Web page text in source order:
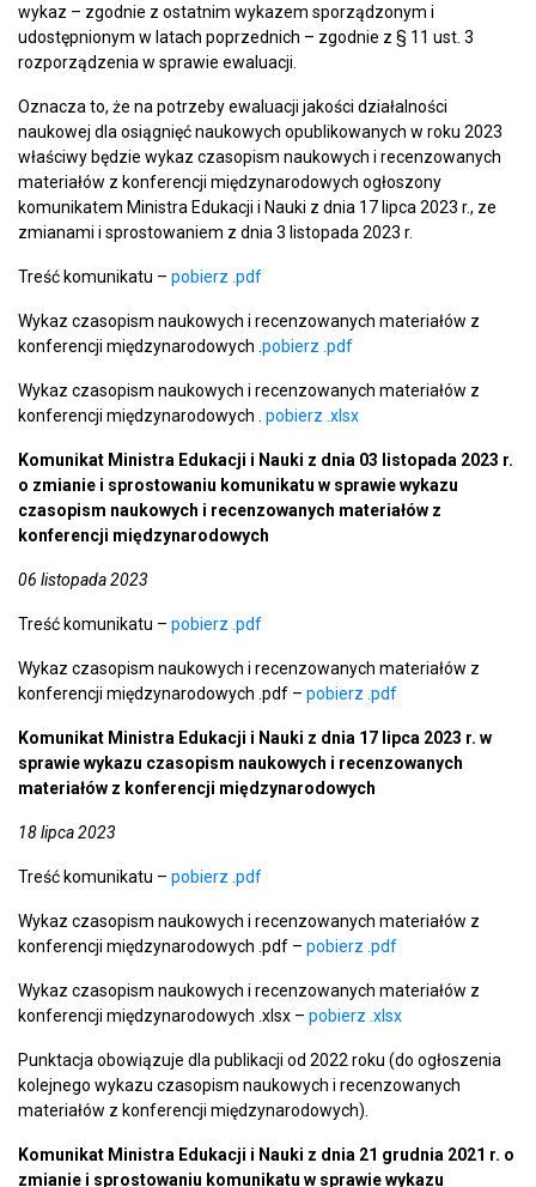
wykaz – zgodnie z ostatnim wykazem sporządzonym i
udostępnionym w latach poprzednich – zgodnie z § 11 ust. 3
rozporządzenia w sprawie ewaluacji.
Oznacza to, że na potrzeby ewaluacji jakości działalności
naukowej dla osiągnięć naukowych opublikowanych w roku 2023
właściwy będzie wykaz czasopism naukowych i recenzowanych
materiałów z konferencji międzynarodowych ogłoszony
komunikatem Ministra Edukacji i Nauki z dnia 17 lipca 2023 r., ze
zmianami i sprostowaniem z dnia 3 listopada 2023 r.
Treść komunikatu – pobierz .pdf
Wykaz czasopism naukowych i recenzowanych materiałów z
konferencji międzynarodowych . pobierz .pdf
Wykaz czasopism naukowych i recenzowanych materiałów z
konferencji międzynarodowych .
pobierz .xlsx
Komunikat Ministra Edukacji i Nauki z dnia 03 listopada 2023 r.
o zmianie i sprostowaniu komunikatu w sprawie wykazu
czasopism naukowych i recenzowanych materiałów z
konferencji międzynarodowych
06 listopada 2023
Treść komunikatu – pobierz .pdf
Wykaz czasopism naukowych i recenzowanych materiałów z
konferencji międzynarodowych .pdf – pobierz .pdf
Komunikat Ministra Edukacji i Nauki z dnia 17 lipca 2023 r. w
sprawie wykazu czasopism naukowych i recenzowanych
materiałów z konferencji międzynarodowych
18 lipca 2023
Treść komunikatu – pobierz .pdf
Wykaz czasopism naukowych i recenzowanych materiałów z
konferencji międzynarodowych .pdf – pobierz .pdf
Wykaz czasopism naukowych i recenzowanych materiałów z
konferencji międzynarodowych .xlsx – pobierz .xlsx
Punktacja obowiązuje dla publikacji od 2022 roku (do ogłoszenia
kolejnego wykazu czasopism naukowych i recenzowanych
materiałów z konferencji międzynarodowych).
Komunikat Ministra Edukacji i Nauki z dnia 21 grudnia 2021 r. o
zmianie i sprostowaniu komunikatu w sprawie wykazu